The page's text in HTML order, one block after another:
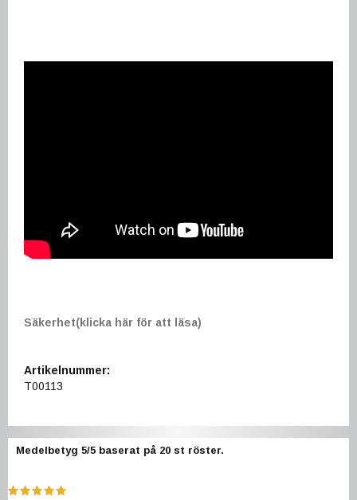
Säkerhet(klicka här för att läsa)
Artikelnummer:
T00113
Medelbetyg 5/5 baserat på 20 st röster.